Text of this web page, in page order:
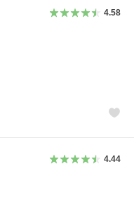
4.58
4.44